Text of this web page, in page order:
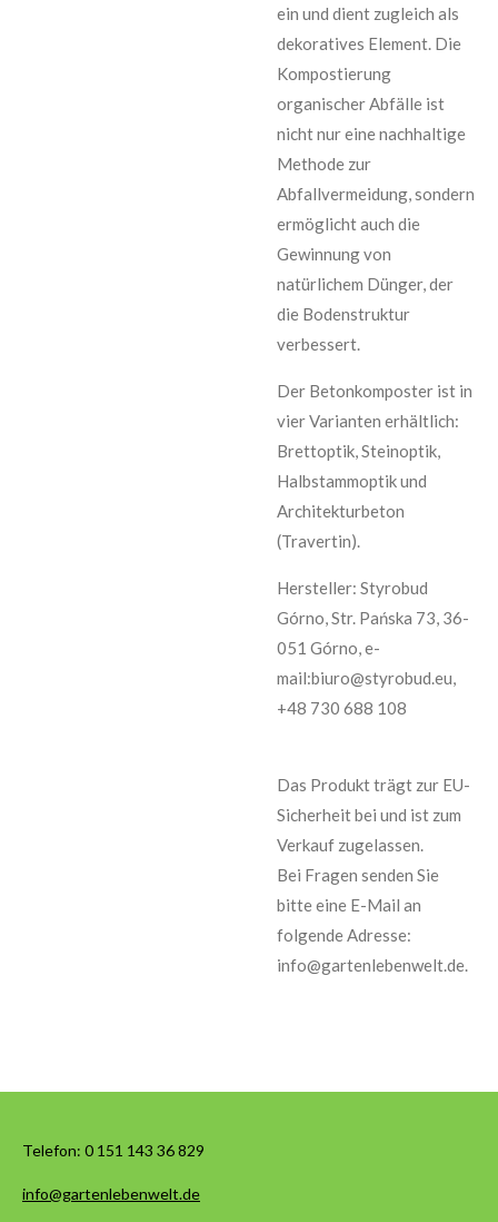
ein und dient zugleich als
dekoratives Element. Die
Kompostierung
organischer Abfälle ist
nicht nur eine nachhaltige
Methode zur
Abfallvermeidung, sondern
ermöglicht auch die
Gewinnung von
natürlichem Dünger, der
die Bodenstruktur
verbessert.
Der Betonkomposter ist in
vier Varianten erhältlich:
Brettoptik, Steinoptik,
Halbstammoptik und
Architekturbeton
(Travertin).
Hersteller: Styrobud
Górno, Str. Pańska 73, 36-
051 Górno, e-
mail:biuro@styrobud.eu,
+48 730 688 108
Das Produkt trägt zur EU-
Sicherheit bei und ist zum
Verkauf zugelassen.
Bei Fragen senden Sie
bitte eine E-Mail an
folgende Adresse:
info@gartenlebenwelt.de.
Telefon: 0 151 143 36 829
info@gartenlebenwelt.de